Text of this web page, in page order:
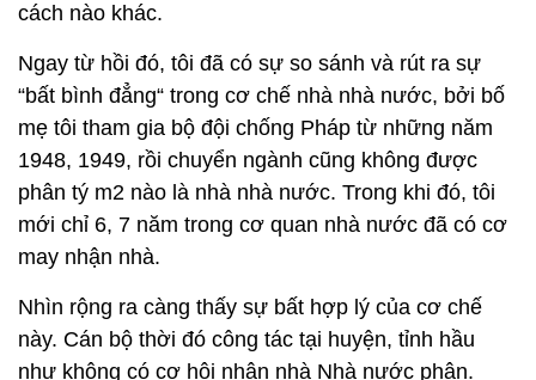
cách nào khác.
Ngay từ hồi đó, tôi đã có sự so sánh và rút ra sự
“bất bình đẳng“ trong cơ chế nhà nhà nước, bởi bố
mẹ tôi tham gia bộ đội chống Pháp từ những năm
1948, 1949, rồi chuyển ngành cũng không được
phân tý m2 nào là nhà nhà nước. Trong khi đó, tôi
mới chỉ 6, 7 năm trong cơ quan nhà nước đã có cơ
may nhận nhà.
Nhìn rộng ra càng thấy sự bất hợp lý của cơ chế
này. Cán bộ thời đó công tác tại huyện, tỉnh hầu
như không có cơ hội nhận nhà Nhà nước phân.